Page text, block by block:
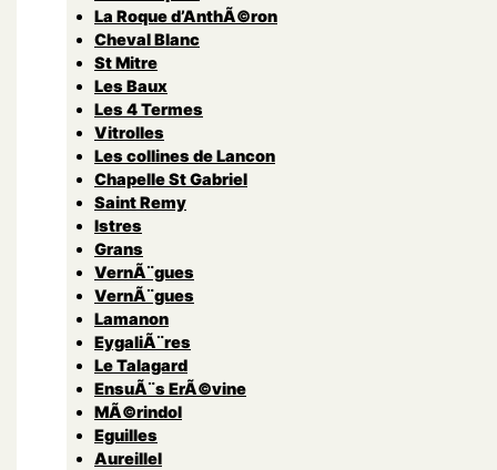
La Roque d’AnthÃ©ron
Cheval Blanc
St Mitre
Les Baux
Les 4 Termes
Vitrolles
Les collines de Lancon
Chapelle St Gabriel
Saint Remy
Istres
Grans
VernÃ¨gues
VernÃ¨gues
Lamanon
EygaliÃ¨res
Le Talagard
EnsuÃ¨s ErÃ©vine
MÃ©rindol
Eguilles
Aureillel